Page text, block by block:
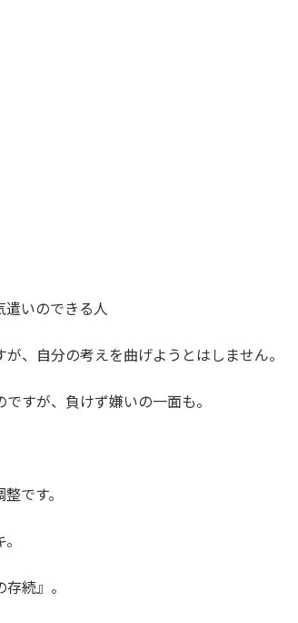
いのできる人
、自分の考えを曲げようとはしません。
すが、負けず嫌いの一面も。
です。
続』。